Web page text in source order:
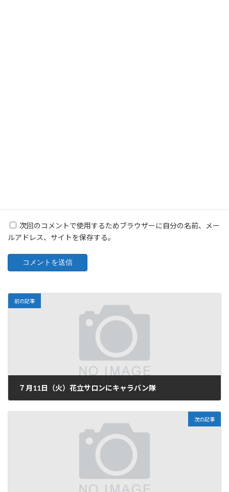
次回のコメントで使用するためブラウザーに自分の名前、メー
ルアドレス、サイトを保存する。
前の記事
７月11日（火）花立サロンにキャラバン隊
次の記事